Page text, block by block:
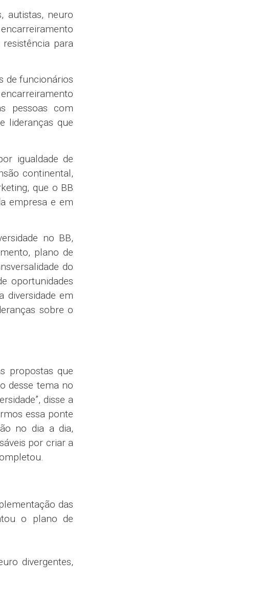
autistas, neuro
para
de funcionários
pessoas com
lideranças que
igualdade de
continental,
que o BB
empresa e em
no BB,
plano de
do
oportunidades
diversidade em
sobre o
propostas que
desse tema no
disse a
essa ponte
no dia a dia,
por criar a
das
o plano de
divergentes,